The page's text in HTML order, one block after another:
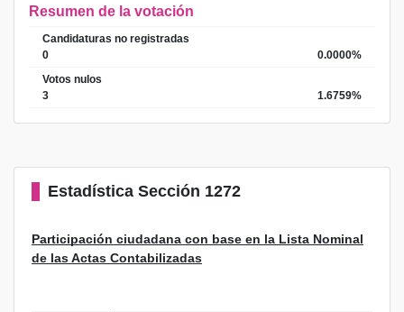
Resumen de la votación
Candidaturas no registradas
0
0.0000%
Votos nulos
3
1.6759%
Estadística Sección 1272
Participación ciudadana con base en la Lista Nominal
de las Actas Contabilizadas